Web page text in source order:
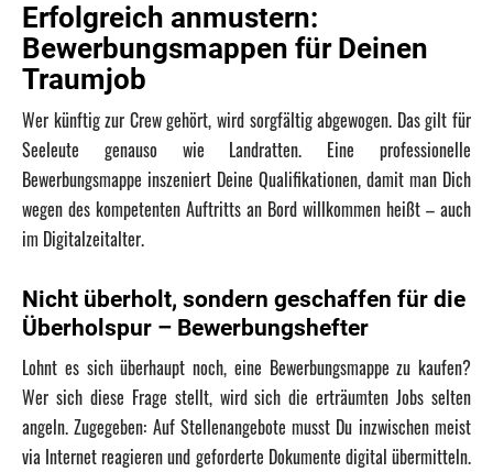
Erfolgreich anmustern:
Bewerbungsmappen für Deinen
Traumjob
Wer künftig zur Crew gehört, wird sorgfältig abgewogen. Das gilt für
Seeleute genauso wie Landratten. Eine professionelle
Bewerbungsmappe inszeniert Deine Qualifikationen, damit man Dich
wegen des kompetenten Auftritts an Bord willkommen heißt – auch
im Digitalzeitalter.
Nicht überholt, sondern geschaffen für die
Überholspur – Bewerbungshefter
Lohnt es sich überhaupt noch, eine Bewerbungsmappe zu kaufen?
Wer sich diese Frage stellt, wird sich die erträumten Jobs selten
angeln. Zugegeben: Auf Stellenangebote musst Du inzwischen meist
via Internet reagieren und geforderte Dokumente digital übermitteln.